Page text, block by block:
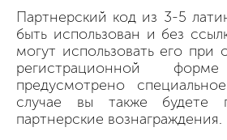
Партнерский код из 3-5
быть использован и без
могут использовать его при
регистрационной
предусмотрено
случае вы также будете
партнерские вознаграждения.